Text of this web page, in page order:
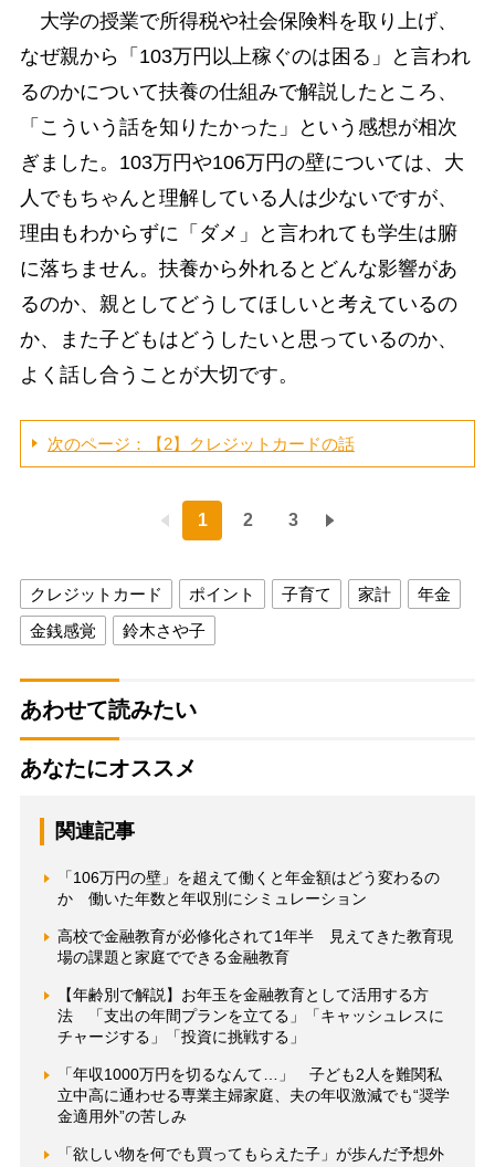
大学の授業で所得税や社会保険料を取り上げ、
なぜ親から「103万円以上稼ぐのは困る」と言われ
るのかについて扶養の仕組みで解説したところ、
「こういう話を知りたかった」という感想が相次
ぎました。103万円や106万円の壁については、大
人でもちゃんと理解している人は少ないですが、
理由もわからずに「ダメ」と言われても学生は腑
に落ちません。扶養から外れるとどんな影響があ
るのか、親としてどうしてほしいと考えているの
か、また子どもはどうしたいと思っているのか、
よく話し合うことが大切です。
次のページ：【2】クレジットカードの話
1 2 3
クレジットカード ポイント 子育て 家計
年金
金銭感覚
鈴木さや子
あわせて読みたい
あなたにオススメ
関連記事
「106万円の壁」を超えて働くと年金額はどう変わるの
か 働いた年数と年収別にシミュレーション
高校で金融教育が必修化されて1年半 見えてきた教育現
場の課題と家庭でできる金融教育
【年齢別で解説】お年玉を金融教育として活用する方
法 「支出の年間プランを立てる」「キャッシュレスに
チャージする」「投資に挑戦する」
「年収1000万円を切るなんて…」 子ども2人を難関私
立中高に通わせる専業主婦家庭、夫の年収激減でも“奨学
金適用外”の苦しみ
「欲しい物を何でも買ってもらえた子」が歩んだ予想外